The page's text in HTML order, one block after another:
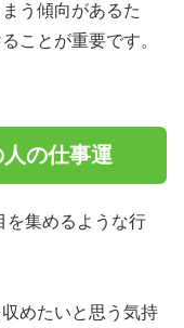
う傾向があるた
ことが重要です。
の仕事運
を集めるような行
めたいと思う気持